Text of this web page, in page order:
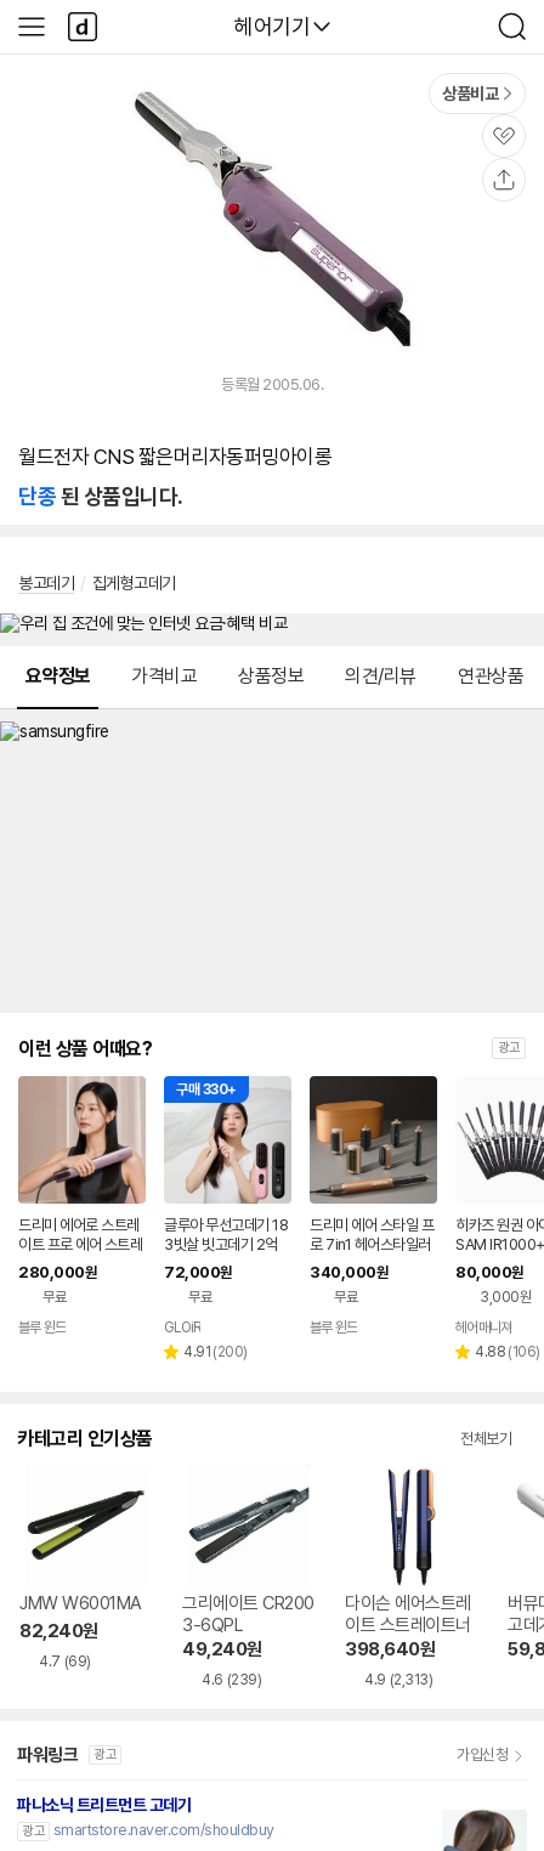
다나와
헤어기기
검
색
사
이
다
나
와
상품비교
관
심
등록월 2005.06.
월드전자 CNS 짧은머리자동퍼밍아이롱
단종된 상품입니다.
봉고데기 / 집게형고데기
요약정보 가격비교 상품정보 의견/리뷰 연관상품
이런 상품 어때요? 광고
드리미 에어로 스트레
이트 프로 에어 스트레
이트너 헤어 매직 고데
기
280,000원
무료
블루 윈드
구매 330+
글루아 무선고데기 18
3빗살 빗고데기 2억
플라즈마 헤어 브러쉬
스타일러 매직기 휴대
72,000원
무료
페이
GLOiR
별 4.91 리
(200)
드리미 에어 스타일 프
로 7in1 헤어스타일러
드라이기 봉고데기 볼
륨 웨이브 스타일링
340,000원
무료
블루 윈드
히카즈 원권 아
SAM
꼬리빗
80,000원
3,000원
페
헤어매니져
별 4.88 리
(106)
카테고리 인기상품 전체보기
JMW W6001MA
82,240원
4.7 (69)
그리에이트 CR200
3-6QPL
49,240원
4.6 (239)
다이슨 에어스트레
이트 스트레이트너
398,640원
4.9 (2,313)
버뮤
파워링크 광고 가입신청
파나소닉 트리트먼트 고데기
광고 smartstore.naver.com/shouldbuy